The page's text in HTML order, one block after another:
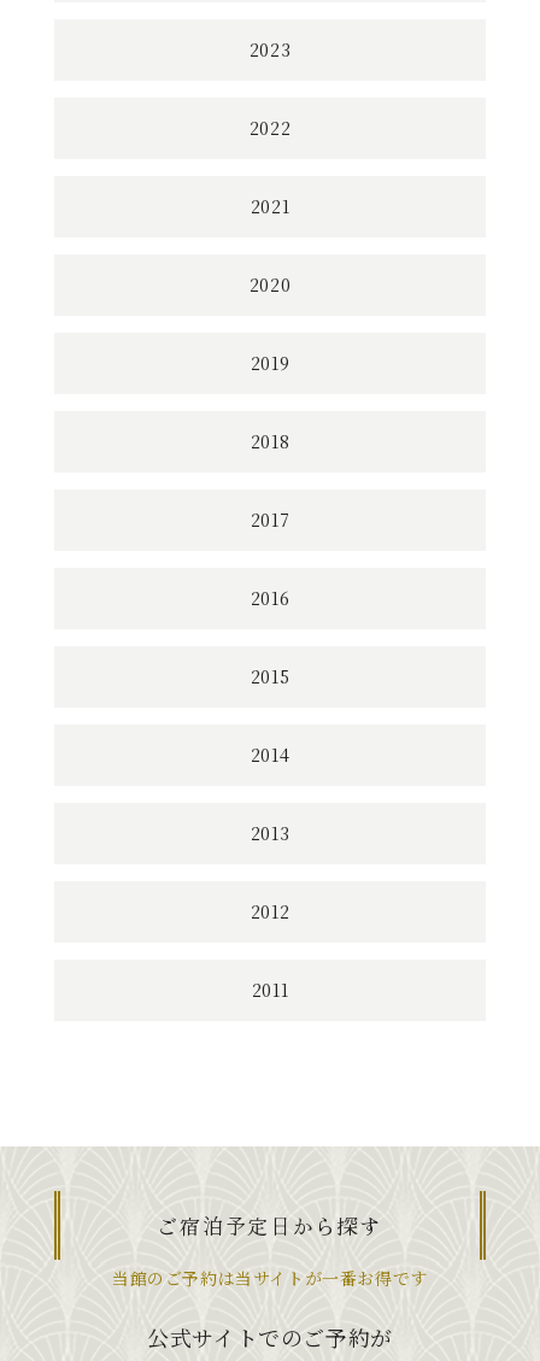
2023
2022
2021
2020
2019
2018
2017
2016
2015
2014
2013
2012
2011
ご宿泊予定日から探す
当館のご予約は当サイトが一番お得です
公式サイトでのご予約が